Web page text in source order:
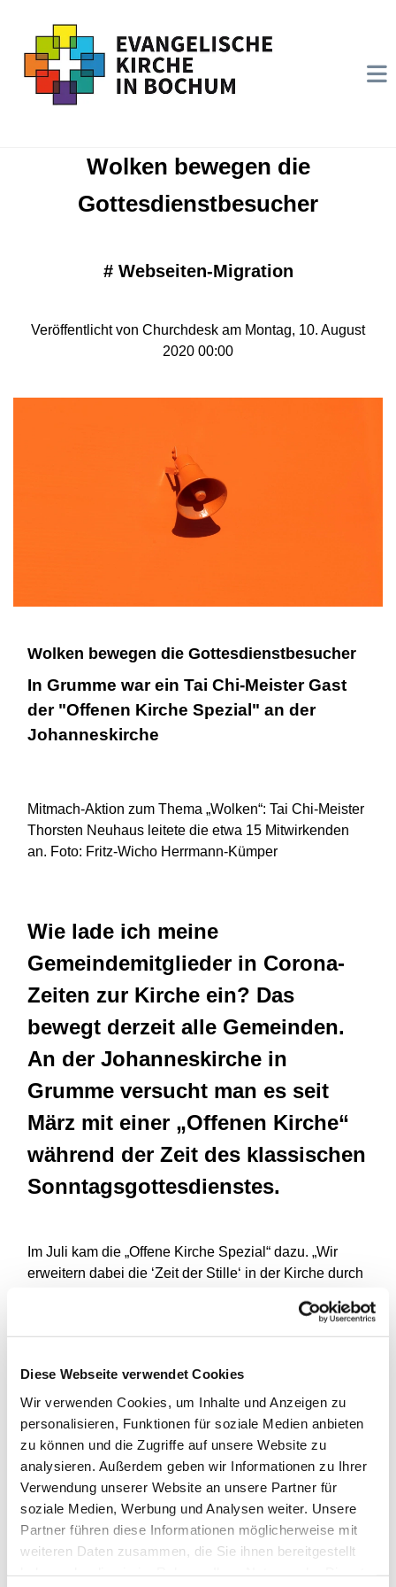
Diese Webseite verwendet Cookies
Wir verwenden Cookies, um Inhalte und Anzeigen zu
personalisieren, Funktionen für soziale Medien anbieten
zu können und die Zugriffe auf unsere Website zu
analysieren. Außerdem geben wir Informationen zu Ihrer
Verwendung unserer Website an unsere Partner für
soziale Medien, Werbung und Analysen weiter. Unsere
Partner führen diese Informationen möglicherweise mit
weiteren Daten zusammen, die Sie ihnen bereitgestellt
Wolken bewegen die
Gottesdienstbesucher
# Webseiten-Migration
Veröffentlicht von Churchdesk am Montag, 10. August
2020 00:00
Wolken bewegen die Gottesdienstbesucher
In Grumme war ein Tai Chi-Meister Gast
der "Offenen Kirche Spezial" an der
Johanneskirche
Mitmach-Aktion zum Thema „Wolken“: Tai Chi-Meister
Thorsten Neuhaus leitete die etwa 15 Mitwirkenden
an. Foto: Fritz-Wicho Herrmann-Kümper
Wie lade ich meine
Gemeindemitglieder in Corona-
Zeiten zur Kirche ein? Das
bewegt derzeit alle Gemeinden.
An der Johanneskirche in
Grumme versucht man es seit
März mit einer „Offenen Kirche“
während der Zeit des klassischen
Sonntagsgottesdienstes.
Im Juli kam die „Offene Kirche Spezial“ dazu. „Wir
erweitern dabei die ‘Zeit der Stille‘ in der Kirche durch
Aktivitäten“, berichten Pastorin Heike Kümper und
Pfarrer Volker Rottmann.
So hieß im Juli das Thema „Engel“ - und die Besucher
ablichten lassen. Nun kam zum Thema „Wolken“ Tai
thematische Anfrage aus der Gemeinde kam, fielen
mir spontan gleich drei, vier Übungen ein, die alle
mitmachen können und einer christlichen Spiritualität
nicht entgegenstehen“, erinnert er sich.
Gesagt, getan. Ob „Wolken teilen“ oder „Rudern auf
ruhigem See“: Die Gottesdienstbesucher gingen bei